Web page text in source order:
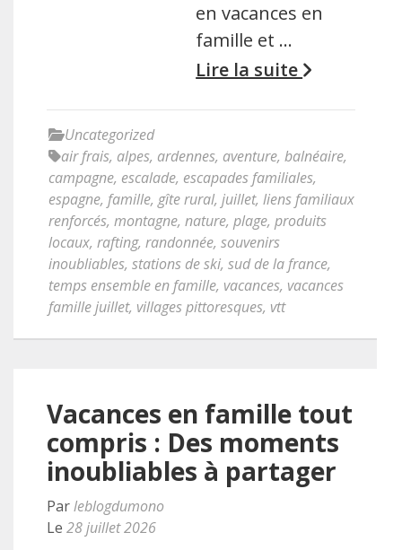
en vacances en
famille et …
Lire la suite
Uncategorized
air frais, alpes, ardennes, aventure, balnéaire,
campagne, escalade, escapades familiales,
espagne, famille, gîte rural, juillet, liens familiaux
renforcés, montagne, nature, plage, produits
locaux, rafting, randonnée, souvenirs
inoubliables, stations de ski, sud de la france,
temps ensemble en famille, vacances, vacances
famille juillet, villages pittoresques, vtt
Vacances en famille tout
compris : Des moments
inoubliables à partager
Parleblogdumono
Le 28 juillet 2026